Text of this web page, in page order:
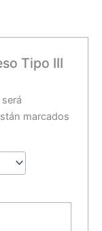
Tipo III
marcados